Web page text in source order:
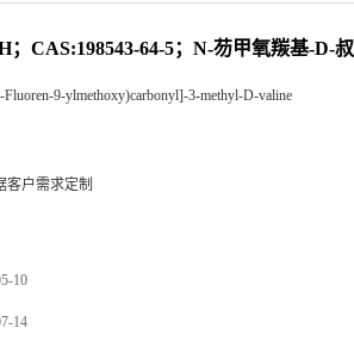
；CAS:198543-64-5；N-芴甲氧羰基-D-
9-ylmethoxy)carbonyl]-3-methyl-D-valine
客户需求定制
10
14